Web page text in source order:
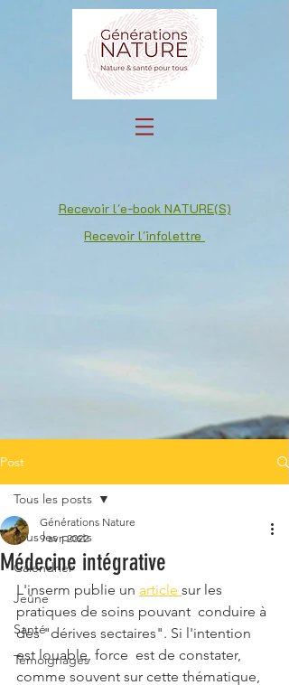
Recevoir l'e-book NATURE(S)
Recevoir l'infolettre
Post
Tous les posts
Calendrier
Jeûne
Santé
Témoignages
Tous les posts
Médecine intégrative
Générations Nature
9 avr. 2022
L'inserm publie un article sur les
pratiques de soins pouvant  conduire à
des "dérives sectaires". Si l'intention
est louable, force  est de constater,
comme souvent sur cette thématique,